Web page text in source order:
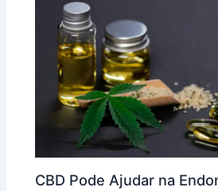
CBD Pode Ajudar na